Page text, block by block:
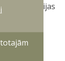
Latvijas